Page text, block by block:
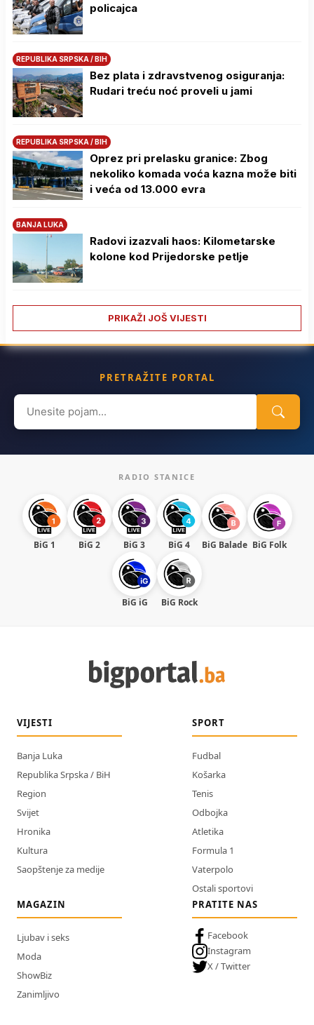
policajca
REPUBLIKA SRPSKA / BIH
Bez plata i zdravstvenog osiguranja:
Rudari treću noć proveli u jami
REPUBLIKA SRPSKA / BIH
Oprez pri prelasku granice: Zbog
nekoliko komada voća kazna može biti
i veća od 13.000 evra
BANJA LUKA
Radovi izazvali haos: Kilometarske
kolone kod Prijedorske petlje
PRIKAŽI JOŠ VIJESTI
PRETRAŽITE PORTAL
Search
for:
RADIO STANICE
BiG 1 BiG 2 BiG 3 BiG 4 BiG Balade BiG Folk
BiG iG BiG Rock
VIJESTI
Banja Luka
Republika Srpska / BiH
Region
Svijet
Hronika
Kultura
Saopštenje za medije
SPORT
Fudbal
Košarka
Tenis
Odbojka
Atletika
Formula 1
Vaterpolo
Ostali sportovi
MAGAZIN
Ljubav i seks
Moda
ShowBiz
Zanimljivo
PRATITE NAS
Facebook
Instagram
X / Twitter